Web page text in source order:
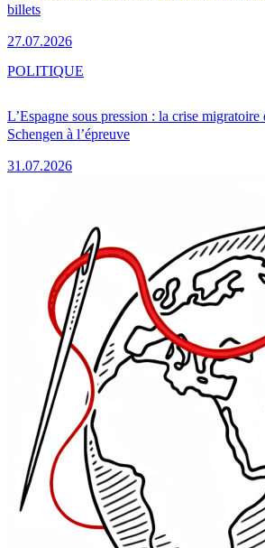
billets
27.07.2026
L’Espagne sous pression : la crise migratoire
Schengen à l’épreuve
31.07.2026
POLITIQUE